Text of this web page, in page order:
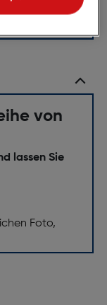
von
lassen Sie
Foto,